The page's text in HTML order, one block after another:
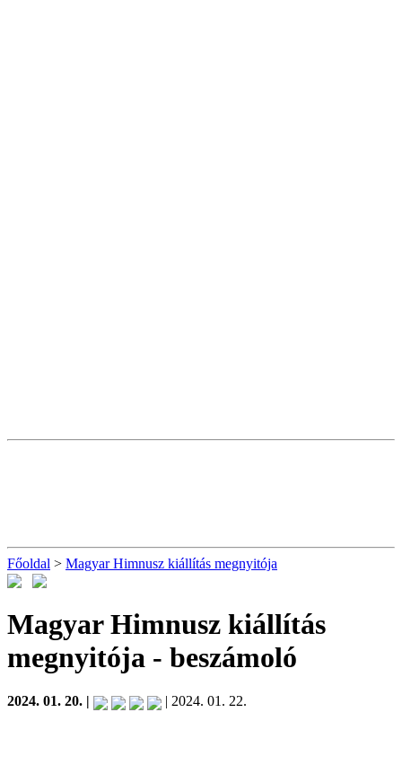
Főoldal > Magyar Himnusz kiállítás megnyitója
Magyar Himnusz kiállítás
megnyitója - beszámoló
2024. 01. 20. | | 2024. 01. 22.